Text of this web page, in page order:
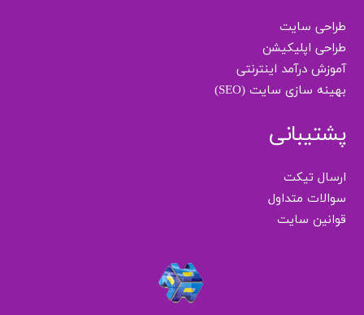
طراحی سایت
طراحی اپلیکیشن
آموزش درآمد اینترنتی
بهینه سازی سایت (SEO)
پشتیبانی
ارسال تیکت
سوالات متداول
قوانین سایت